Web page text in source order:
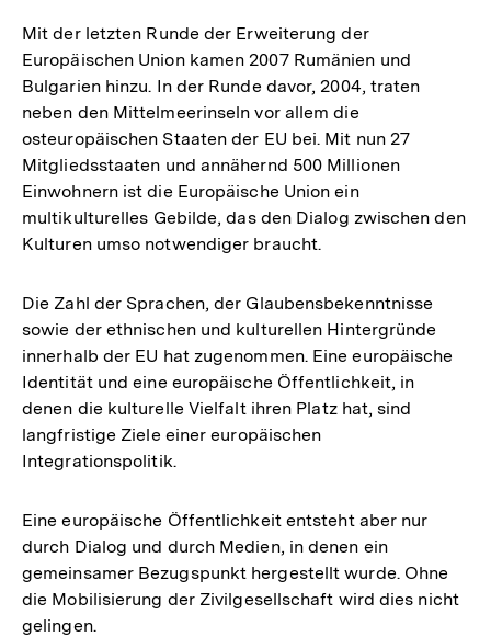
Mit der letzten Runde der Erweiterung der
Europäischen Union kamen 2007 Rumänien und
Bulgarien hinzu. In der Runde davor, 2004, traten
neben den Mittelmeerinseln vor allem die
osteuropäischen Staaten der EU bei. Mit nun 27
Mitgliedsstaaten und annähernd 500 Millionen
Einwohnern ist die Europäische Union ein
multikulturelles Gebilde, das den Dialog zwischen den
Kulturen umso notwendiger braucht.
Die Zahl der Sprachen, der Glaubensbekenntnisse
sowie der ethnischen und kulturellen Hintergründe
innerhalb der EU hat zugenommen. Eine europäische
Identität und eine europäische Öffentlichkeit, in
denen die kulturelle Vielfalt ihren Platz hat, sind
langfristige Ziele einer europäischen
Integrationspolitik.
Eine europäische Öffentlichkeit entsteht aber nur
durch Dialog und durch Medien, in denen ein
gemeinsamer Bezugspunkt hergestellt wurde. Ohne
die Mobilisierung der Zivilgesellschaft wird dies nicht
gelingen.